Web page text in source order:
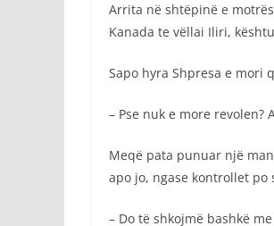
Arrita në shtëpinë e
Kanada te vëllai Iliri,
Sapo hyra Shpresa e mori
– Pse nuk e more
Meqë pata punuar një
apo jo, ngase kontrollet po
– Do të shkojmë bashkë